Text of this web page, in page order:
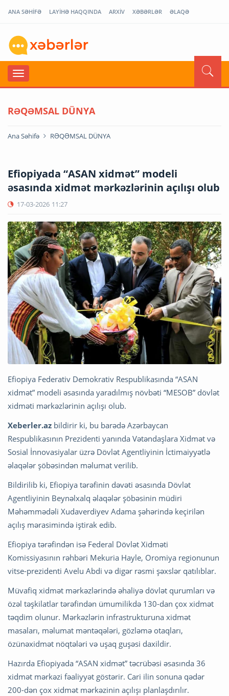
ANA SƏHİFƏ LAYİHƏ HAQQINDA ARXİV XƏBƏRLƏR ƏLAQƏ
RƏQƏMSAL DÜNYA
Ana Səhifə RƏQƏMSAL DÜNYA
Efiopiyada “ASAN xidmət” modeli
əsasında xidmət mərkəzlərinin açılışı olub
17-03-2026 11:27
Efiopiya Federativ Demokrativ Respublikasında “ASAN
xidmət” modeli əsasında yaradılmış növbəti “MESOB” dövlət
xidməti mərkəzlərinin açılışı olub.
Xeberler.az bildirir ki, bu barədə Azərbaycan
Respublikasının Prezidenti yanında Vətəndaşlara Xidmət və
Sosial İnnovasiyalar üzrə Dövlət Agentliyinin İctimaiyyətlə
əlaqələr şöbəsindən məlumat verilib.
Bildirilib ki, Efiopiya tərəfinin dəvəti əsasında Dövlət
Agentliyinin Beynəlxalq əlaqələr şöbəsinin müdiri
Məhəmmədəli Xudaverdiyev Adama şəhərində keçirilən
açılış mərasimində iştirak edib.
Efiopiya tərəfindən isə Federal Dövlət Xidməti
Komissiyasının rəhbəri Mekuria Hayle, Oromiya regionunun
vitse-prezidenti Avelu Abdi və digər rəsmi şəxslər qatılıblar.
Müvafiq xidmət mərkəzlərində əhaliyə dövlət qurumları və
özəl təşkilatlar tərəfindən ümumilikdə 130-dan çox xidmət
təqdim olunur. Mərkəzlərin infrastrukturuna xidmət
masaları, məlumat məntəqələri, gözləmə otaqları,
özünəxidmət nöqtələri və uşaq guşəsi daxildir.
Hazırda Efiopiyada “ASAN xidmət” təcrübəsi əsasında 36
xidmət mərkəzi fəaliyyət göstərir. Cari ilin sonuna qədər
200-dən çox xidmət mərkəzinin açılışı planlaşdırılır.